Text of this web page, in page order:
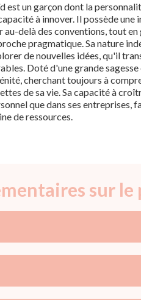
est un garçon dont la
à innover. Il possède
au-delà des conventions, tout
pragmatique. Sa nature
de nouvelles idées, qu'il
Doté d'une grande
cherchant toujours à
de sa vie. Sa capacité à
que dans ses entreprises,
de ressources.
sur le